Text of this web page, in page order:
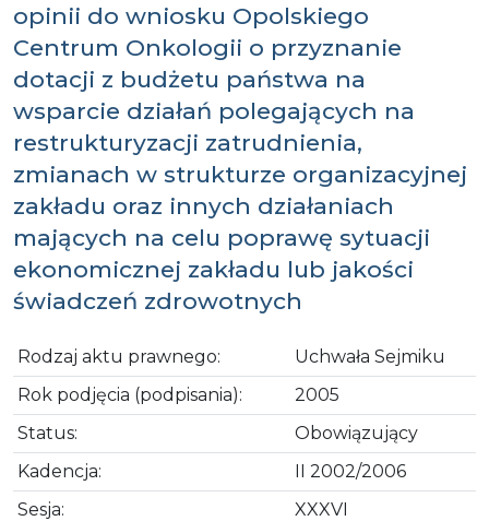
opinii do wniosku Opolskiego
Centrum Onkologii o przyznanie
dotacji z budżetu państwa na
wsparcie działań polegających na
restrukturyzacji zatrudnienia,
zmianach w strukturze organizacyjnej
zakładu oraz innych działaniach
mających na celu poprawę sytuacji
ekonomicznej zakładu lub jakości
świadczeń zdrowotnych
Rodzaj aktu prawnego:
Uchwała Sejmiku
Rok podjęcia (podpisania):
2005
Status:
Obowiązujący
Kadencja:
II 2002/2006
Sesja:
XXXVI